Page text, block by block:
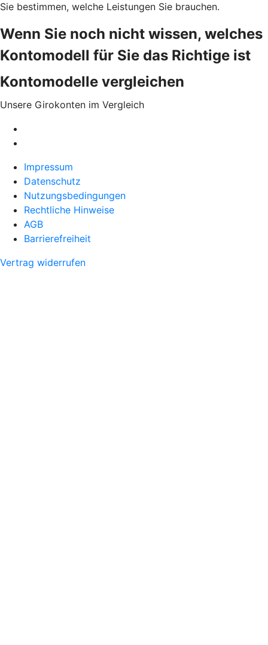
Sie bestimmen, welche Leistungen Sie brauchen.
Wenn Sie noch nicht wissen, welches
Kontomodell für Sie das Richtige ist
Kontomodelle vergleichen
Unsere Girokonten im Vergleich
Impressum
Datenschutz
Nutzungsbedingungen
Rechtliche Hinweise
AGB
Barrierefreiheit
Vertrag widerrufen